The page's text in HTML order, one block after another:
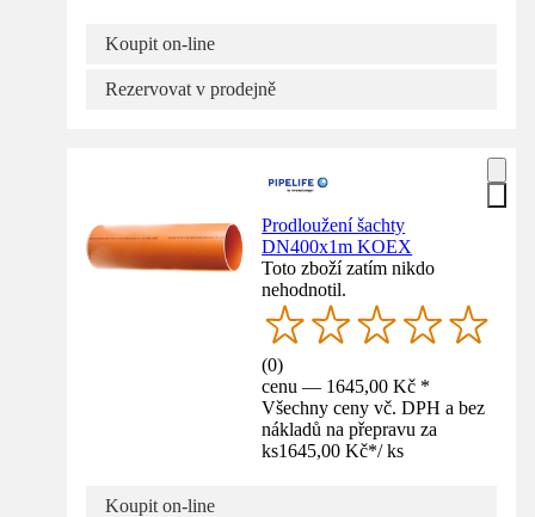
Koupit on-line
Rezervovat v prodejně
Prodloužení šachty
DN400x1m KOEX
Toto zboží zatím nikdo
nehodnotil.
(0)
cenu — 1645,00 Kč *
Všechny ceny vč. DPH a bez
nákladů na přepravu za
ks1645,00 Kč*/ ks
Koupit on-line